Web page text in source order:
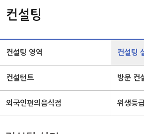
컨설팅
컨설팅 영역 컨설팅
컨설턴트 방문 컨
외국인편의음식점 위생등